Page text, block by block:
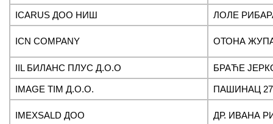
ICARUS ДОО НИШ ЛОЛЕ
ICN COMPANY ОТОНА
IIL БИЛАНС ПЛУС Д.О.О БРАЋЕ
IMAGE TIM Д.О.О. ПАШИНАЦ 27
IMEXSALD ДОО ДР. ИВАНА